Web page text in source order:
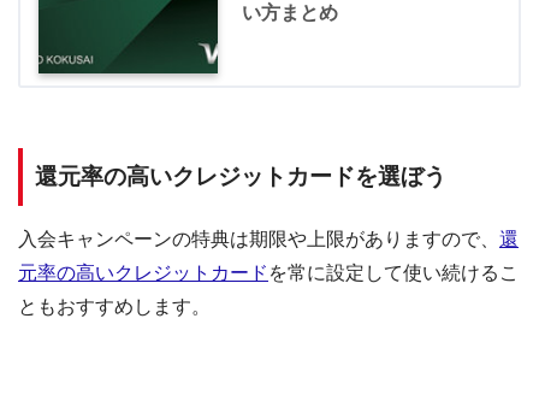
い方まとめ
還元率の高いクレジットカードを選ぼう
入会キャンペーンの特典は期限や上限がありますので、 還
元率の高いクレジットカード を常に設定して使い続けるこ
ともおすすめします。